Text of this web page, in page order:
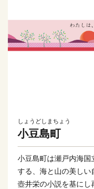
しょうどしまちょう
小豆島町
小豆島町は瀬戸内海国
する、海と山の美しい
壺井栄の小説を基にし